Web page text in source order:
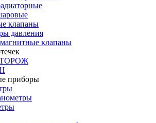
клапаны
давления
клапаны
приборы